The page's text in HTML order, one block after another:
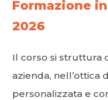
Formazione
2026
Il corso si struttura
azienda, nell’ottica
personalizzata e